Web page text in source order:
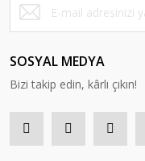
SOSYAL MEDYA
Bizi takip edin, kârlı çıkın!